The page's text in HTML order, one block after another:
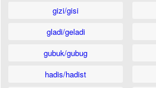
gizi/gisi
gladi/geladi
gubuk/gubug
hadis/hadist